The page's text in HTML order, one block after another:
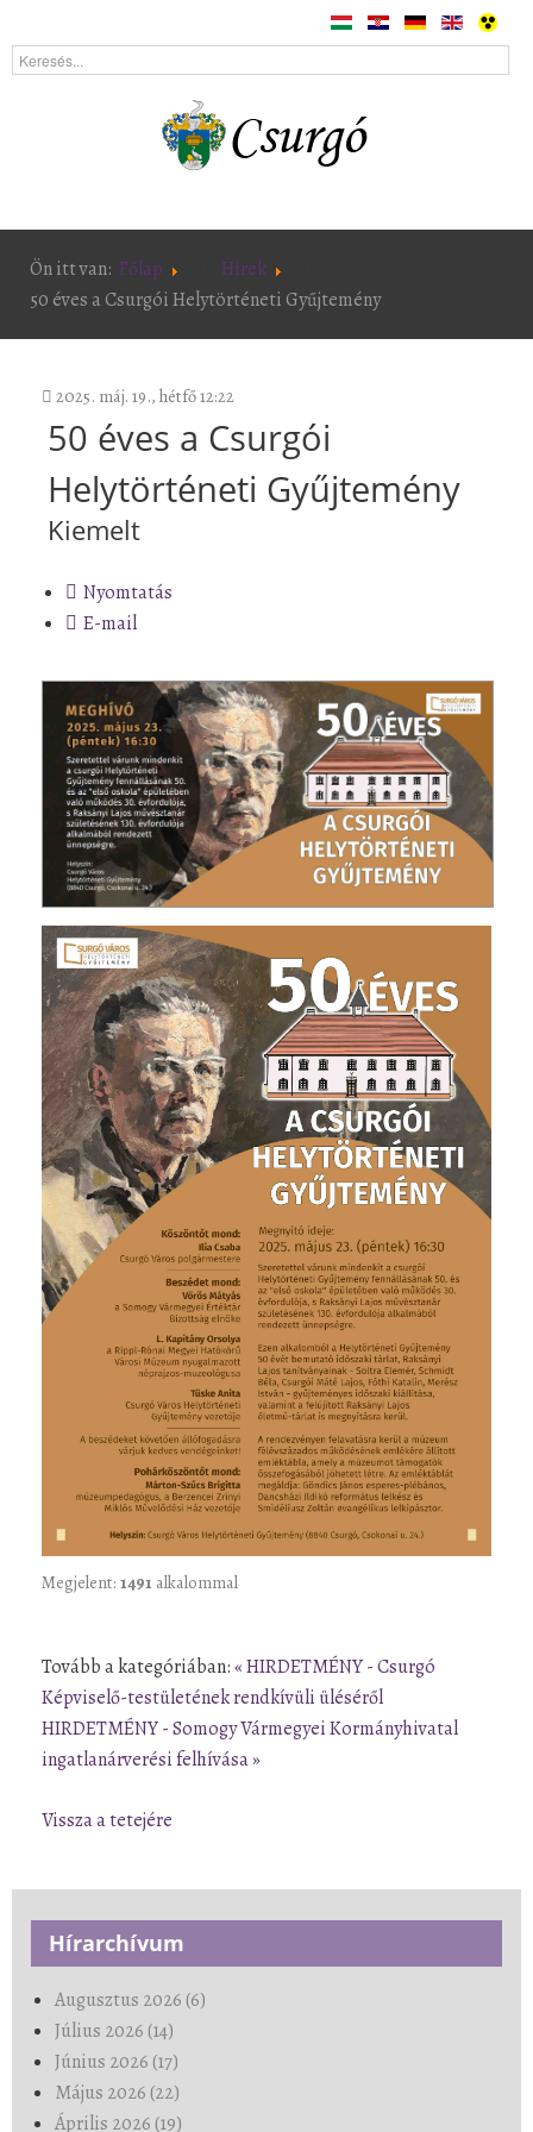
Ön itt van: Főlap
Hírek
50 éves a Csurgói Helytörténeti Gyűjtemény
2025. máj. 19., hétfő 12:22
50 éves a Csurgói
Helytörténeti Gyűjtemény
Kiemelt
Nyomtatás
E-mail
Megjelent: 1491 alkalommal
Tovább a kategóriában:« HIRDETMÉNY - Csurgó
Képviselő-testületének rendkívüli üléséről
HIRDETMÉNY - Somogy Vármegyei Kormányhivatal
ingatlanárverési felhívása »
Vissza a tetejére
Hírarchívum
Augusztus 2026 (6)
Július 2026 (14)
Június 2026 (17)
Május 2026 (22)
Április 2026 (19)